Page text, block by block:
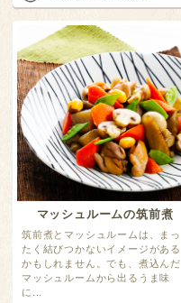
マッシュルームの筑前煮
筑前煮とマッシュルームは、まっ
たく結びつかないイメージがある
かもしれません。でも、煮込んだ
マッシュルームから出るうま味
に...